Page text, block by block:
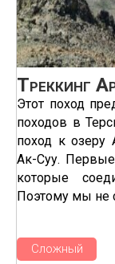
Треккинг
Этот поход
походов в
поход к озеру
Ак-Суу.
которые
Поэтому мы не
Сложный